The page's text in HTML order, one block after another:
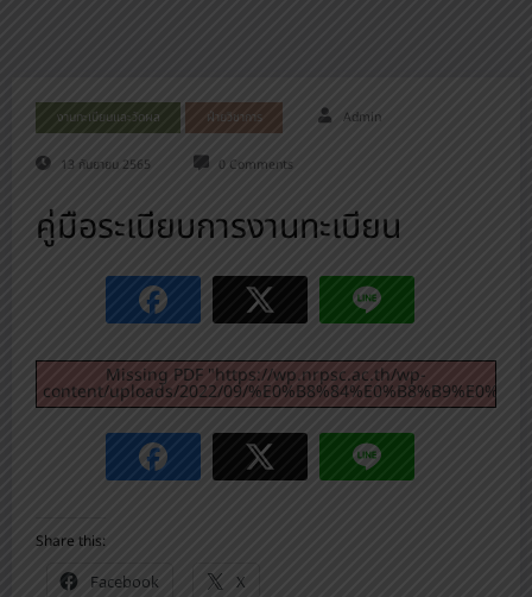
งานทะเบียนและวัดผล ฝ่ายวิชาการ Admin
13 กันยายน 2565 0 Comments
คู่มือระเบียบการงานทะเบียน
Missing PDF "https://wp.nrpsc.ac.th/wp-
content/uploads/2022/09/
Share this:
Facebook
X